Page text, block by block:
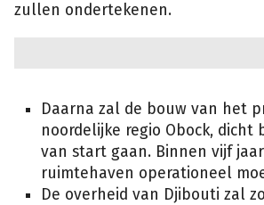
zullen ondertekenen.
Daarna zal de bouw van het
noordelijke regio Obock, dicht
van start gaan. Binnen vijf
ruimtehaven operationeel
De overheid van Djibouti zal